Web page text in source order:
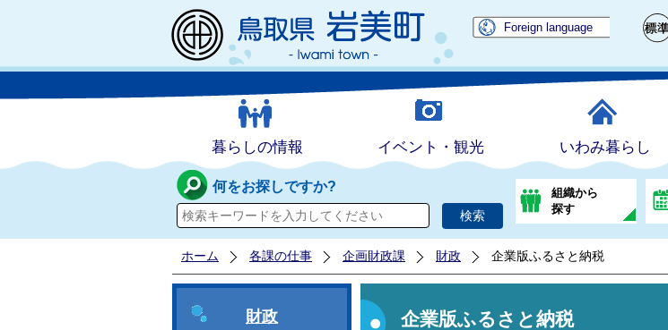
Foreign language
暮らしの情報 イベント・観光 いわみ暮らし
何をお探しですか?
組織から
探す
ホーム 各課の仕事 企画財政課 財政 企業版ふるさと納税
財政 企業版ふるさと納税